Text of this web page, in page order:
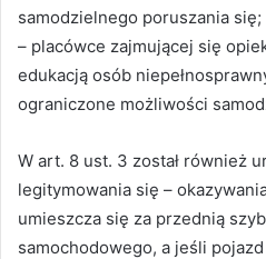
samodzielnego poruszania się;
– placówce zajmującej się
edukacją osób
ograniczone możliwości
W art. 8 ust. 3 został również
legitymowania się –
umieszcza się za przednią
samochodowego, a jeśli